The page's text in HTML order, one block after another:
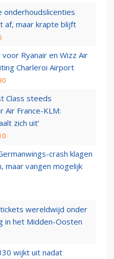
onderhoudslicenties
af, maar krapte blijft
Ryanair en Wizz Air
Charleroi Airport
Class steeds
Air France-KLM:
zich uit’
crash klagen
maar vangen mogelijk
wereldwijd onder
in het Midden-Oosten
wijkt uit nadat